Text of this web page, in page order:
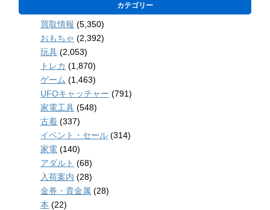
カテゴリー
買取情報 (5,350)
おもちゃ (2,392)
玩具 (2,053)
トレカ (1,870)
ゲーム (1,463)
UFOキャッチャー (791)
家電工具 (548)
古着 (337)
イベント・セール (314)
家電 (140)
アダルト (68)
入荷案内 (28)
金券・貴金属 (28)
本 (22)